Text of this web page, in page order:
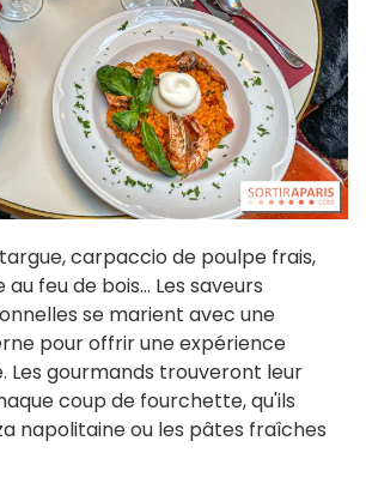
carpaccio de poulpe frais,
feu de bois... Les saveurs
se marient avec une
pour offrir une expérience
Les gourmands trouveront leur
coup de fourchette, qu'ils
napolitaine ou les pâtes fraîches